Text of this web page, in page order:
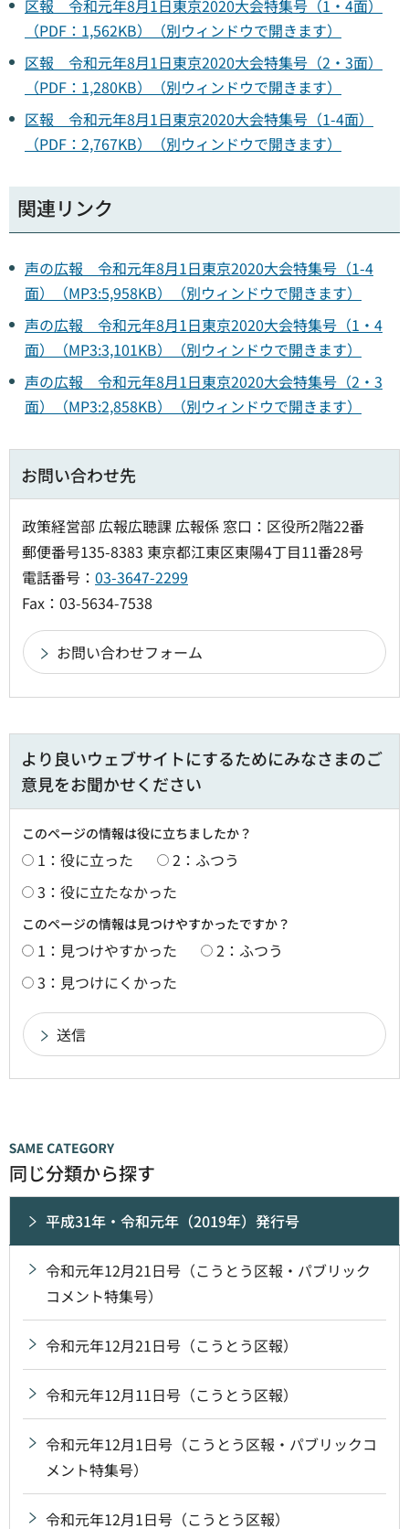
区報 令和元年8月1日東京2020大会特集号（1・4面）
（PDF：1,562KB）（別ウィンドウで開きます）
区報 令和元年8月1日東京2020大会特集号（2・3面）
（PDF：1,280KB）（別ウィンドウで開きます）
区報 令和元年8月1日東京2020大会特集号（1-4面）
（PDF：2,767KB）（別ウィンドウで開きます）
関連リンク
声の広報 令和元年8月1日東京2020大会特集号（1-4
面）（MP3:5,958KB）（別ウィンドウで開きます）
声の広報 令和元年8月1日東京2020大会特集号（1・4
面）（MP3:3,101KB）（別ウィンドウで開きます）
声の広報 令和元年8月1日東京2020大会特集号（2・3
面）（MP3:2,858KB）（別ウィンドウで開きます）
お問い合わせ先
政策経営部 広報広聴課 広報係 窓口：区役所2階22番
郵便番号135-8383 東京都江東区東陽4丁目11番28号
電話番号： 03-3647-2299
Fax：03-5634-7538
より良いウェブサイトにするためにみなさまのご
意見をお聞かせください
このページの情報は役に立ちましたか？
1：役に立った
2：ふつう
3：役に立たなかった
このページの情報は見つけやすかったですか？
1：見つけやすかった
2：ふつう
3：見つけにくかった
同じ分類から探す
平成31年・令和元年（2019年）発行号
令和元年12月21日号（こうとう区報・パブリック
コメント特集号）
令和元年12月21日号（こうとう区報）
令和元年12月11日号（こうとう区報）
令和元年12月1日号（こうとう区報・パブリックコ
メント特集号）
令和元年12月1日号（こうとう区報）